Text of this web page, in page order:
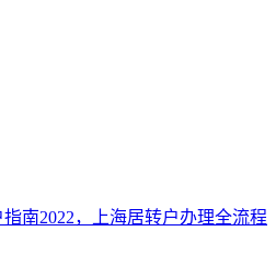
南2022，上海居转户办理全流程